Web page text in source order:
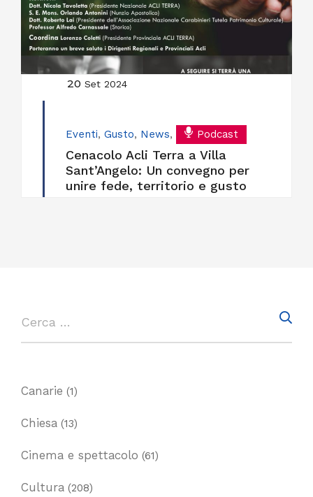
20 Set 2024
Eventi, Gusto, News, Podcast
Cenacolo Acli Terra a Villa
Sant’Angelo: Un convegno per
unire fede, territorio e gusto
Canarie (1)
Chiesa (13)
Cinema e spettacolo (61)
Cultura (208)